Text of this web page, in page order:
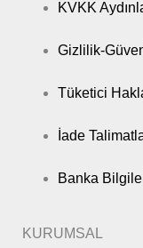
KVKK
Gizlilik-
Tüketici
İade
Banka
KURUMSAL